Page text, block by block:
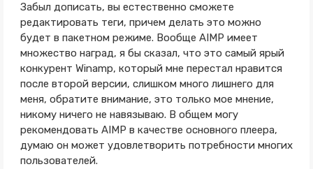
Забыл дописать, вы естественно сможете
редактировать теги, причем делать это можно
будет в пакетном режиме. Вообще AIMP имеет
множество наград, я бы сказал, что это самый ярый
конкурент Winamp, который мне перестал нравится
после второй версии, слишком много лишнего для
меня, обратите внимание, это только мое мнение,
никому ничего не навязываю. В общем могу
рекомендовать AIMP в качестве основного плеера,
думаю он может удовлетворить потребности многих
пользователей.